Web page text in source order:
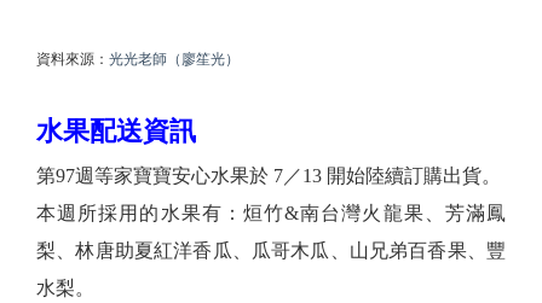
資料來源： 光光老師（廖笙光）
水果配送資訊
第97週等家寶寶安心水果於 7／13 開始陸續訂購出貨。
本週所採用的水果有：烜竹&南台灣火龍果、芳滿鳳
梨、林唐助夏紅洋香瓜、瓜哥木瓜、山兄弟百香果、豐
水梨。